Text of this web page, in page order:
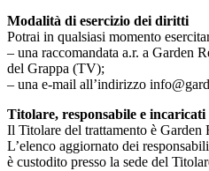
Modalità di esercizio dei diritti
Potrai in qualsiasi momento
– una raccomandata a.r. a Garden
del Grappa (TV);
– una e-mail all’indirizzo
Titolare, responsabile e incaricati
Il Titolare del trattamento è Garden
L’elenco aggiornato dei
è custodito presso la sede del